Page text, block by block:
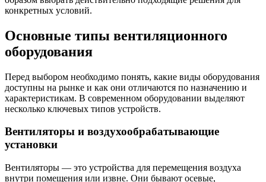
конкретных условий.
Основные типы вентиляционного
оборудования
Перед выбором необходимо понять, какие виды оборудования
доступны на рынке и как они отличаются по назначению и
характеристикам. В современном оборудовании выделяют
несколько ключевых типов устройств.
Вентиляторы и воздухообрабатывающие
установки
Вентиляторы — это устройства для перемещения воздуха
внутри помещения или извне. Они бывают осевые,